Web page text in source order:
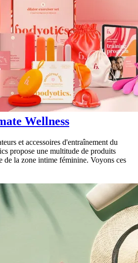
Wellness
et accessoires d'entraînement du
propose une multitude de produits
de la zone intime féminine. Voyons ces